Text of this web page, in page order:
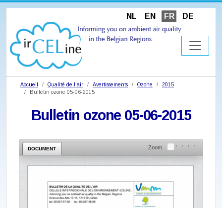
NL EN FR DE
Accueil Qualité de l'air Avertissements Ozone
2015
Bulletin ozone 05-06-2015
Bulletin ozone 05-06-2015
DOCUMENT Zoom